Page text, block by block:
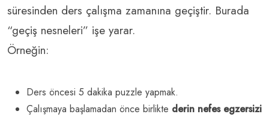
süresinden ders çalışma zamanına geçiştir. Burada
“geçiş nesneleri” işe yarar.
Örneğin:
Ders öncesi 5 dakika puzzle yapmak.
Çalışmaya başlamadan önce birlikte derin nefes egzersizi